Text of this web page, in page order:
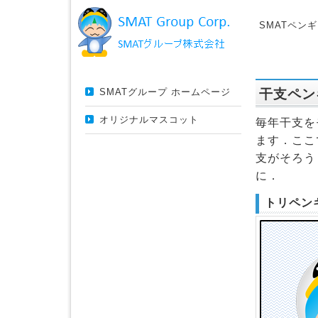
SMATペン
SMATグループ ホームページ
オリジナルマスコット
干支ペ
毎年干支
ます．こ
支がそろ
に．
トリペン